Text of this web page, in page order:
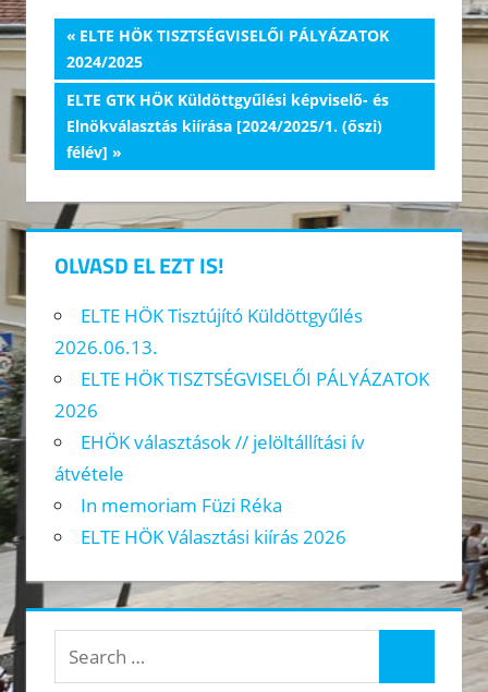
Bejegyzés
navigáció
Previous
Post:
ELTE HÖK TISZTSÉGVISELŐI PÁLYÁZATOK
2024/2025
Next
Post:
ELTE GTK HÖK Küldöttgyűlési képviselő- és
Elnökválasztás kiírása [2024/2025/1. (őszi)
félév]
OLVASD EL EZT IS!
ELTE HÖK Tisztújító Küldöttgyűlés
2026.06.13.
ELTE HÖK TISZTSÉGVISELŐI PÁLYÁZATOK
2026
EHÖK választások // jelöltállítási ív
átvétele
In memoriam Füzi Réka
ELTE HÖK Választási kiírás 2026
Search
for: